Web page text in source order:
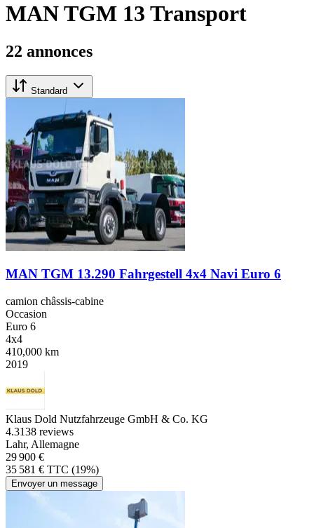
MAN TGM 13 Transport
22 annonces
Standard
MAN TGM 13.290 Fahrgestell 4x4 Navi Euro 6
camion châssis-cabine
Occasion
Euro 6
4x4
410,000 km
2019
Klaus Dold Nutzfahrzeuge GmbH & Co. KG
4.3138 reviews
Lahr, Allemagne
29 900 €
35 581 € TTC (19%)
Envoyer un message